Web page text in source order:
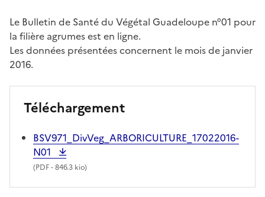
Le Bulletin de Santé du Végétal Guadeloupe n°01 pour
la filière agrumes est en ligne.
Les données présentées concernent le mois de janvier
2016.
Téléchargement
BSV971_DivVeg_ARBORICULTURE_17022016-
N01
(PDF- 846.3 kio)